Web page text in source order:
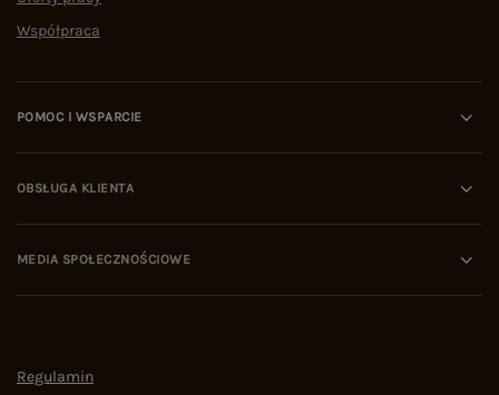
Współpraca
POMOC I WSPARCIE
OBSŁUGA KLIENTA
MEDIA SPOŁECZNOŚCIOWE
Regulamin